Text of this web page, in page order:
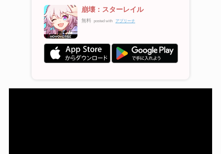
崩壊：スターレイル
無料 posted with アプリーチ